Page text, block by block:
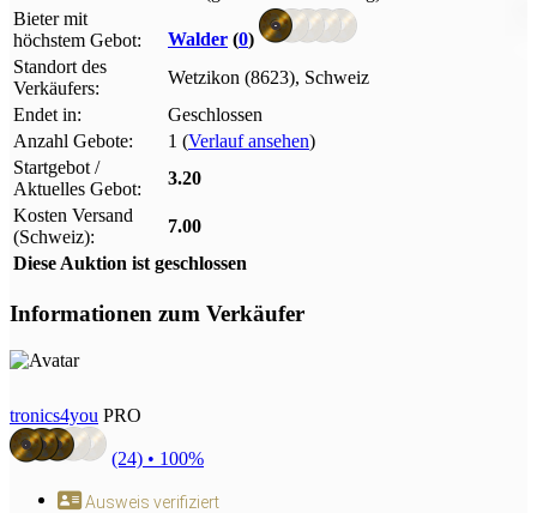
Bieter mit
höchstem Gebot:
Walder (0)
Standort des
Verkäufers:
Wetzikon (8623), Schweiz
Endet in:
Geschlossen
Anzahl Gebote:
1 (Verlauf ansehen)
Startgebot /
Aktuelles Gebot:
3.20
Kosten Versand
(Schweiz):
7.00
Diese Auktion ist geschlossen
Informationen zum Verkäufer
tronics4you PRO
(24) • 100%
Ausweis verifiziert